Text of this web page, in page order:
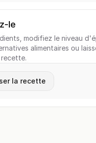
le
modifiez le niveau
alimentaires ou
la recette